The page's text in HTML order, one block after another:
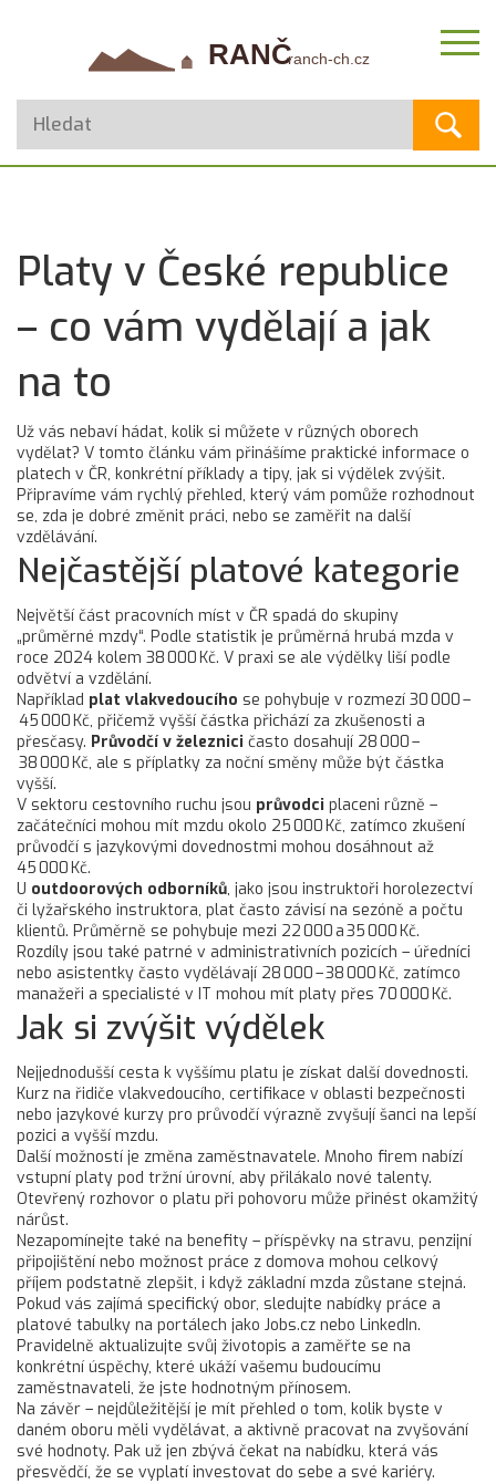
Platy v České republice
– co vám vydělají a jak
na to
Už vás nebaví hádat, kolik si můžete v různých oborech
vydělat? V tomto článku vám přinášíme praktické informace o
platech v ČR, konkrétní příklady a tipy, jak si výdělek zvýšit.
Připravíme vám rychlý přehled, který vám pomůže rozhodnout
se, zda je dobré změnit práci, nebo se zaměřit na další
vzdělávání.
Nejčastější platové kategorie
Největší část pracovních míst v ČR spadá do skupiny
„průměrné mzdy“. Podle statistik je průměrná hrubá mzda v
roce 2024 kolem 38 000 Kč. V praxi se ale výdělky liší podle
odvětví a vzdělání.
Například plat vlakvedoucího se pohybuje v rozmezí 30 000 –
45 000 Kč, přičemž vyšší částka přichází za zkušenosti a
přesčasy. Průvodčí v železnici často dosahují 28 000 –
38 000 Kč, ale s příplatky za noční směny může být částka
vyšší.
V sektoru cestovního ruchu jsou průvodci placeni různě –
začátečníci mohou mít mzdu okolo 25 000 Kč, zatímco zkušení
průvodčí s jazykovými dovednostmi mohou dosáhnout až
45 000 Kč.
U outdoorových odborníků, jako jsou instruktoři horolezectví
či lyžařského instruktora, plat často závisí na sezóně a počtu
klientů. Průměrně se pohybuje mezi 22 000 a 35 000 Kč.
Rozdíly jsou také patrné v administrativních pozicích – úředníci
nebo asistentky často vydělávají 28 000 – 38 000 Kč, zatímco
manažeři a specialisté v IT mohou mít platy přes 70 000 Kč.
Jak si zvýšit výdělek
Nejjednodušší cesta k vyššímu platu je získat další dovednosti.
Kurz na řidiče vlakvedoucího, certifikace v oblasti bezpečnosti
nebo jazykové kurzy pro průvodčí výrazně zvyšují šanci na lepší
pozici a vyšší mzdu.
Další možností je změna zaměstnavatele. Mnoho firem nabízí
vstupní platy pod tržní úrovní, aby přilákalo nové talenty.
Otevřený rozhovor o platu při pohovoru může přinést okamžitý
nárůst.
Nezapomínejte také na benefity – příspěvky na stravu, penzijní
připojištění nebo možnost práce z domova mohou celkový
příjem podstatně zlepšit, i když základní mzda zůstane stejná.
Pokud vás zajímá specifický obor, sledujte nabídky práce a
platové tabulky na portálech jako Jobs.cz nebo LinkedIn.
Pravidelně aktualizujte svůj životopis a zaměřte se na
konkrétní úspěchy, které ukáží vašemu budoucímu
zaměstnavateli, že jste hodnotným přínosem.
Na závěr – nejdůležitější je mít přehled o tom, kolik byste v
daném oboru měli vydělávat, a aktivně pracovat na zvyšování
své hodnoty. Pak už jen zbývá čekat na nabídku, která vás
přesvědčí, že se vyplatí investovat do sebe a své kariéry.